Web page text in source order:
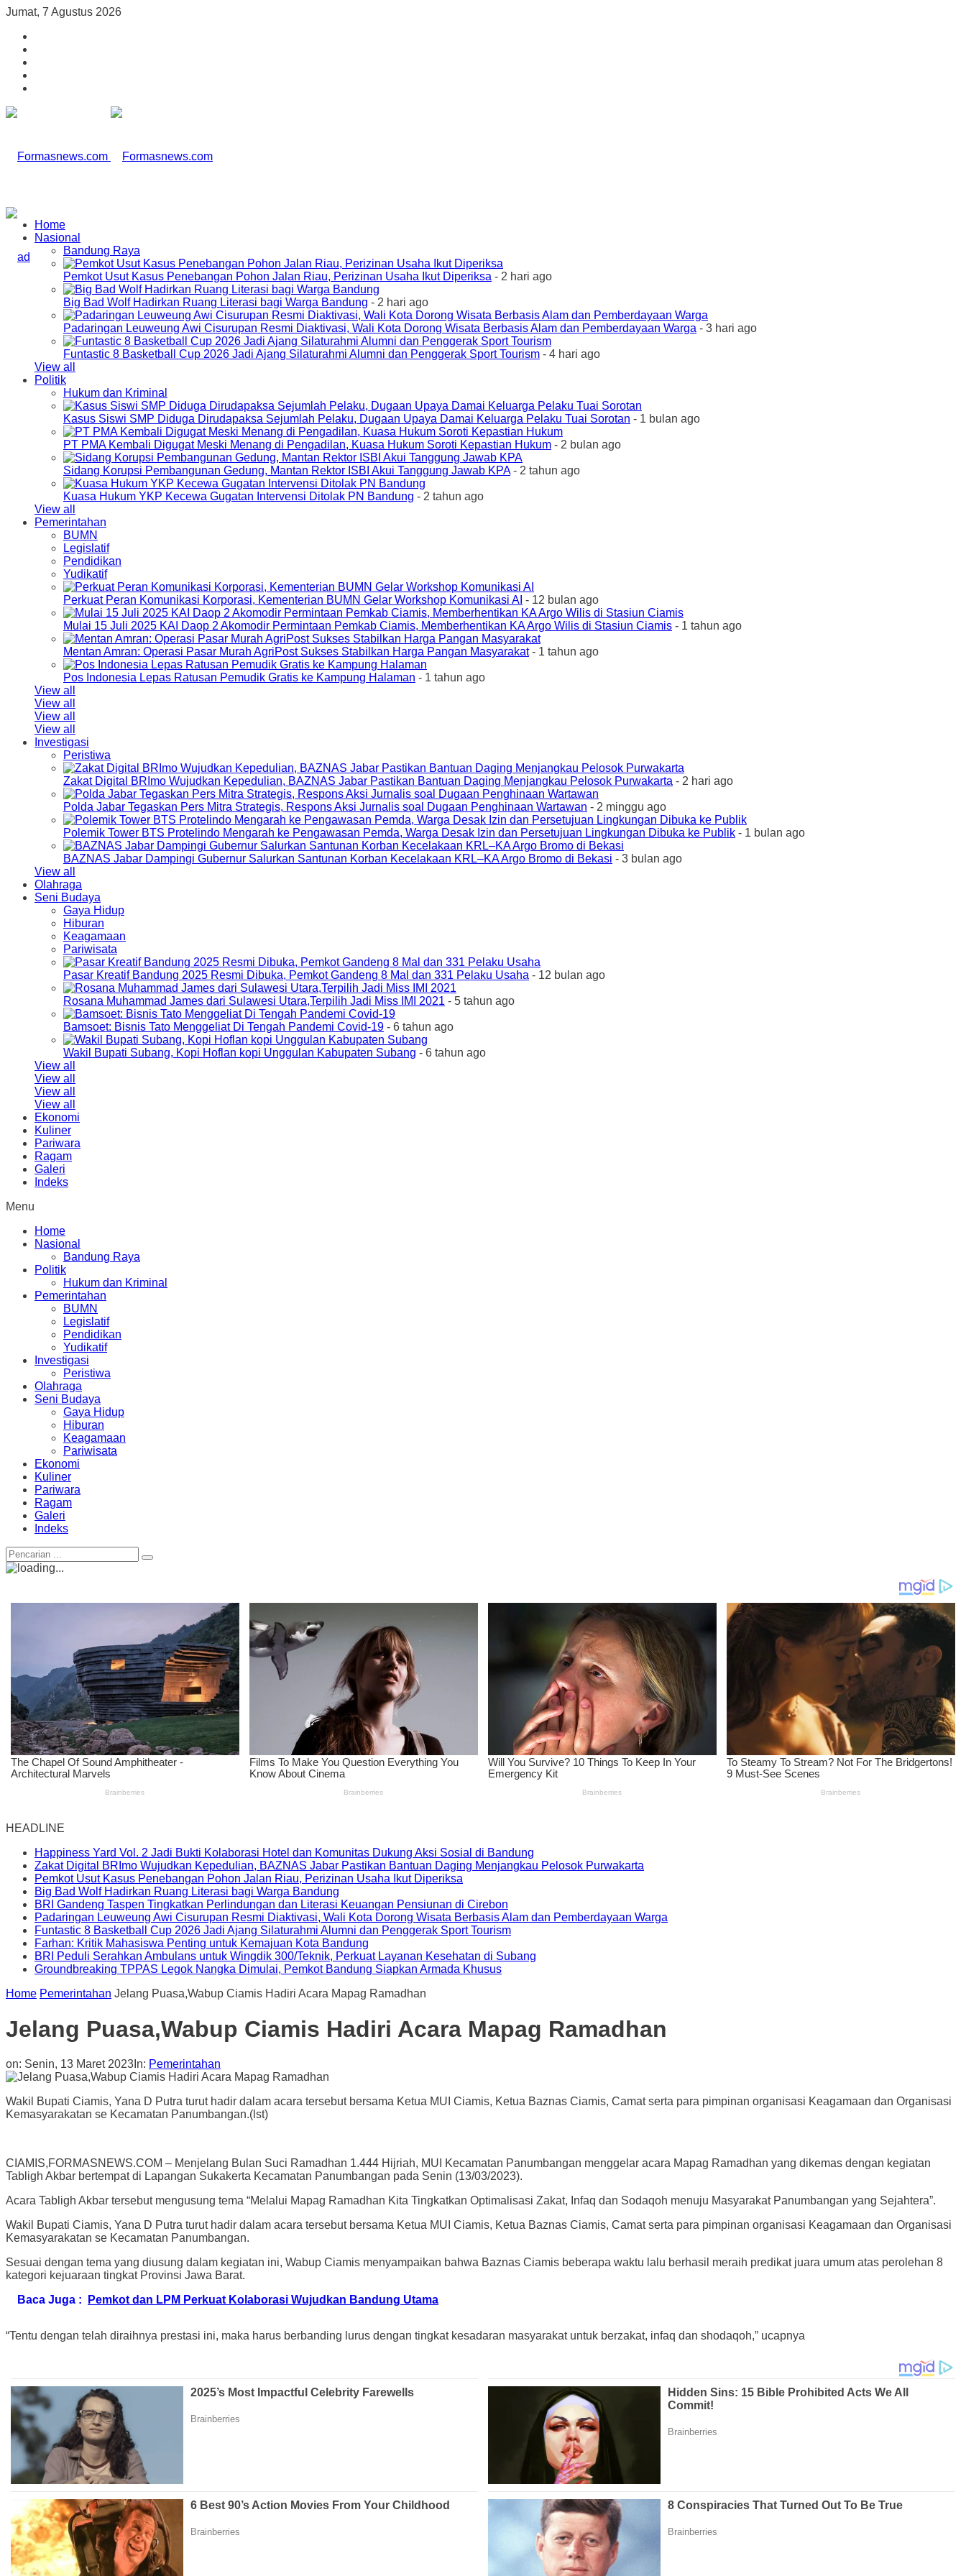
Jumat, 7 Agustus 2026
Home
Nasional
Bandung Raya
Pemkot Usut Kasus Penebangan Pohon Jalan Riau, Perizinan Usaha Ikut Diperiksa - 2 hari ago
Big Bad Wolf Hadirkan Ruang Literasi bagi Warga Bandung - 2 hari ago
Padaringan Leuweung Awi Cisurupan Resmi Diaktivasi, Wali Kota Dorong Wisata Berbasis Alam dan Pemberdayaan Warga - 3 hari ago
Funtastic 8 Basketball Cup 2026 Jadi Ajang Silaturahmi Alumni dan Penggerak Sport Tourism - 4 hari ago
View all
Politik
Hukum dan Kriminal
Kasus Siswi SMP Diduga Dirudapaksa Sejumlah Pelaku, Dugaan Upaya Damai Keluarga Pelaku Tuai Sorotan - 1 bulan ago
PT PMA Kembali Digugat Meski Menang di Pengadilan, Kuasa Hukum Soroti Kepastian Hukum - 2 bulan ago
Sidang Korupsi Pembangunan Gedung, Mantan Rektor ISBI Akui Tanggung Jawab KPA- 2 tahun ago
Kuasa Hukum YKP Kecewa Gugatan Intervensi Ditolak PN Bandung - 2 tahun ago
View all
Pemerintahan
BUMN
Legislatif
Pendidikan
Yudikatif
Perkuat Peran Komunikasi Korporasi, Kementerian BUMN Gelar Workshop Komunikasi AI - 12 bulan ago
Mulai 15 Juli 2025 KAI Daop 2 Akomodir Permintaan Pemkab Ciamis, Memberhentikan KA Argo Wilis di Stasiun Ciamis - 1 tahun ago
Mentan Amran: Operasi Pasar Murah AgriPost Sukses Stabilkan Harga Pangan Masyarakat- 1 tahun ago
Pos Indonesia Lepas Ratusan Pemudik Gratis ke Kampung Halaman - 1 tahun ago
View all
View all
View all
View all
Investigasi
Peristiwa
Zakat Digital BRImo Wujudkan Kepedulian, BAZNAS Jabar Pastikan Bantuan Daging Menjangkau Pelosok Purwakarta - 2 hari ago
Polda Jabar Tegaskan Pers Mitra Strategis, Respons Aksi Jurnalis soal Dugaan Penghinaan Wartawan - 2 minggu ago
Polemik Tower BTS Protelindo Mengarah ke Pengawasan Pemda, Warga Desak Izin dan Persetujuan Lingkungan Dibuka ke Publik - 1 bulan ago
BAZNAS Jabar Dampingi Gubernur Salurkan Santunan Korban Kecelakaan KRL–KA Argo Bromo di Bekasi - 3 bulan ago
View all
Olahraga
Seni Budaya
Gaya Hidup
Hiburan
Keagamaan
Pariwisata
Pasar Kreatif Bandung 2025 Resmi Dibuka, Pemkot Gandeng 8 Mal dan 331 Pelaku Usaha - 12 bulan ago
Rosana Muhammad James dari Sulawesi Utara,Terpilih Jadi Miss IMI 2021 - 5 tahun ago
Bamsoet: Bisnis Tato Menggeliat Di Tengah Pandemi Covid-19 - 6 tahun ago
Wakil Bupati Subang, Kopi Hoflan kopi Unggulan Kabupaten Subang - 6 tahun ago
View all
View all
View all
View all
Ekonomi
Kuliner
Pariwara
Ragam
Galeri
Indeks
Menu
Home
Nasional
Bandung Raya
Politik
Hukum dan Kriminal
Pemerintahan
BUMN
Legislatif
Pendidikan
Yudikatif
Investigasi
Peristiwa
Olahraga
Seni Budaya
Gaya Hidup
Hiburan
Keagamaan
Pariwisata
Ekonomi
Kuliner
Pariwara
Ragam
Galeri
Indeks
HEADLINE
Happiness Yard Vol. 2 Jadi Bukti Kolaborasi Hotel dan Komunitas Dukung Aksi Sosial di Bandung
Zakat Digital BRImo Wujudkan Kepedulian, BAZNAS Jabar Pastikan Bantuan Daging Menjangkau Pelosok Purwakarta
Pemkot Usut Kasus Penebangan Pohon Jalan Riau, Perizinan Usaha Ikut Diperiksa
Big Bad Wolf Hadirkan Ruang Literasi bagi Warga Bandung
BRI Gandeng Taspen Tingkatkan Perlindungan dan Literasi Keuangan Pensiunan di Cirebon
Padaringan Leuweung Awi Cisurupan Resmi Diaktivasi, Wali Kota Dorong Wisata Berbasis Alam dan Pemberdayaan Warga
Funtastic 8 Basketball Cup 2026 Jadi Ajang Silaturahmi Alumni dan Penggerak Sport Tourism
Farhan: Kritik Mahasiswa Penting untuk Kemajuan Kota Bandung
BRI Peduli Serahkan Ambulans untuk Wingdik 300/Teknik, Perkuat Layanan Kesehatan di Subang
Groundbreaking TPPAS Legok Nangka Dimulai, Pemkot Bandung Siapkan Armada Khusus
Home Pemerintahan Jelang Puasa,Wabup Ciamis Hadiri Acara Mapag Ramadhan
Jelang Puasa,Wabup Ciamis Hadiri Acara Mapag Ramadhan
on: Senin, 13 Maret 2023 In: Pemerintahan
Wakil Bupati Ciamis, Yana D Putra turut hadir dalam acara tersebut bersama Ketua MUI Ciamis, Ketua Baznas Ciamis, Camat serta para pimpinan organisasi Keagamaan dan Organisasi
Kemasyarakatan se Kecamatan Panumbangan.(lst)
CIAMIS,FORMASNEWS.COM – Menjelang Bulan Suci Ramadhan 1.444 Hijriah, MUI Kecamatan Panumbangan menggelar acara Mapag Ramadhan yang dikemas dengan kegiatan
Tabligh Akbar bertempat di Lapangan Sukakerta Kecamatan Panumbangan pada Senin (13/03/2023).
Acara Tabligh Akbar tersebut mengusung tema “Melalui Mapag Ramadhan Kita Tingkatkan Optimalisasi Zakat, Infaq dan Sodaqoh menuju Masyarakat Panumbangan yang Sejahtera”.
Wakil Bupati Ciamis, Yana D Putra turut hadir dalam acara tersebut bersama Ketua MUI Ciamis, Ketua Baznas Ciamis, Camat serta para pimpinan organisasi Keagamaan dan Organisasi
Kemasyarakatan se Kecamatan Panumbangan.
Sesuai dengan tema yang diusung dalam kegiatan ini, Wabup Ciamis menyampaikan bahwa Baznas Ciamis beberapa waktu lalu berhasil meraih predikat juara umum atas perolehan 8
kategori kejuaraan tingkat Provinsi Jawa Barat.
Baca Juga :
Pemkot dan LPM Perkuat Kolaborasi Wujudkan Bandung Utama
“Tentu dengan telah diraihnya prestasi ini, maka harus berbanding lurus dengan tingkat kesadaran masyarakat untuk berzakat, infaq dan shodaqoh,” ucapnya